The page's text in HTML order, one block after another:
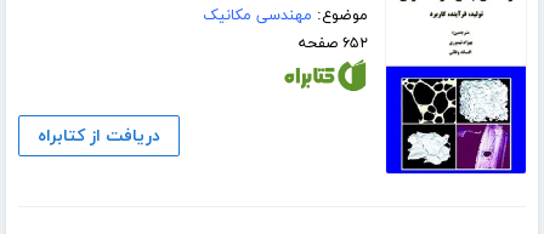
موضوع: مهندسی مکانیک
۶۵۲ صفحه
دریافت از کتابراه